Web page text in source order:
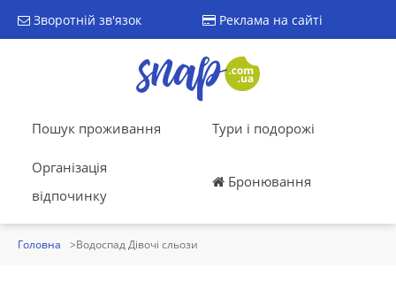
Зворотній зв'язок Реклама на сайті
Пошук проживання Тури і подорожі
Організація
відпочинку
Бронювання
Головна Водоспад Дівочі сльози